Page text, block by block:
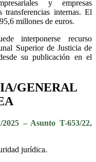
y empresas
internas. El
millones de euros.
interponerse recurso
Superior de Justicia de
su publicación en el
GENERAL
– Asunto T-653/22,
jurídica.